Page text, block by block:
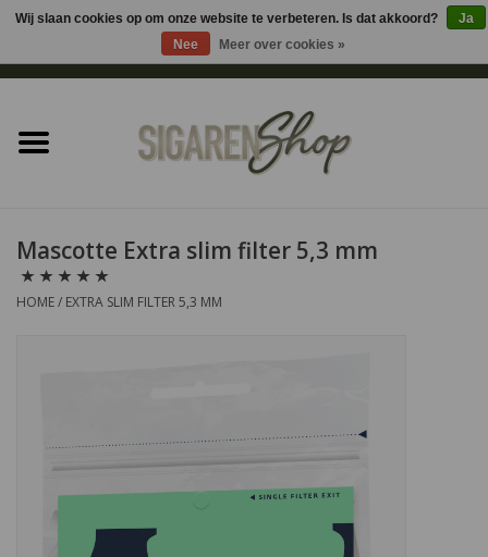
Sigaren accessoires
Shag accessoires
Mascotte Extra slim filter 5,3 mm
HOME/ EXTRA SLIM FILTER 5,3 MM
Wij slaan cookies op om onze website te verbeteren. Is dat akkoord?
Ja
Nee
Meer over cookies »